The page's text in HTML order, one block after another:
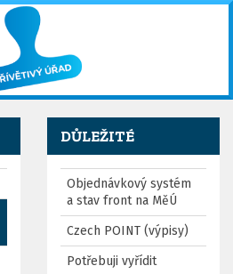
DŮLEŽITÉ
Objednávkový systém
a stav front na MěÚ
Czech POINT (výpisy)
Potřebuji vyřídit